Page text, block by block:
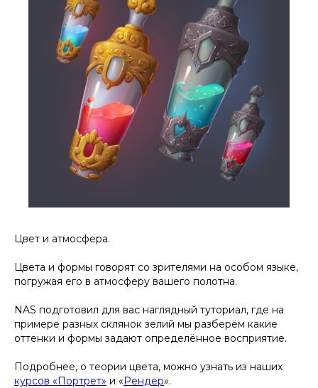
Цвет и атмосфера.
Цвета и формы говорят со зрителями на особом языке,
погружая его в атмосферу вашего полотна.
NAS подготовил для вас наглядный туториал, где на
примере разных склянок зелий мы разберём какие
оттенки и формы задают определённое восприятие.
Подробнее, о теории цвета, можно узнать из наших
курсов «Портрет» и «Рендер».